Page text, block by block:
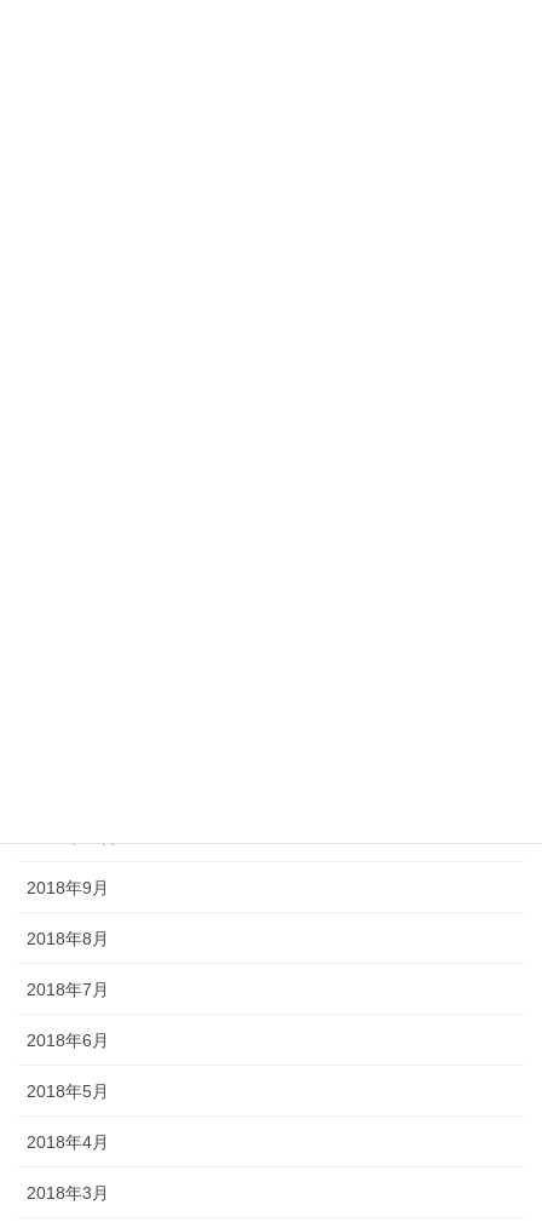
2018年9月
2018年8月
2018年7月
2018年6月
2018年5月
2018年4月
2018年3月